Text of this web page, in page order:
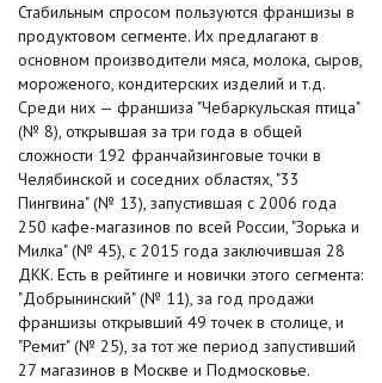
Стабильным спросом пользуются франшизы в
продуктовом сегменте. Их предлагают в
основном производители мяса, молока, сыров,
мороженого, кондитерских изделий и т.д.
Среди них — франшиза "Чебаркульская птица"
(№ 8), открывшая за три года в общей
сложности 192 франчайзинговые точки в
Челябинской и соседних областях, "33
Пингвина" (№ 13), запустившая с 2006 года
250 кафе-магазинов по всей России, "Зорька и
Милка" (№ 45), с 2015 года заключившая 28
ДКК. Есть в рейтинге и новички этого сегмента:
"Добрынинский" (№ 11), за год продажи
франшизы открывший 49 точек в столице, и
"Ремит" (№ 25), за тот же период запустивший
27 магазинов в Москве и Подмосковье.